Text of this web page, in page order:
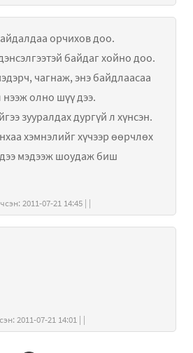
орчихов доо.
байдаг хойно доо.
чагнаж, энэ байдлаасаа
олно шүү дээ.
зууралдах дургүй л хүнсэн.
хэмнэлийг хүчээр өөрчлөх
мэдээж шоудаж биш
хэзээ бичсэн: 2011-07-21 14:45 | |
хэзээ бичсэн: 2011-07-21 14:01 | |